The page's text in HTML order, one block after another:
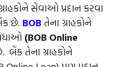
સેવાઓ પ્રદાન કરવા
છે. BOB તેના ગ્રાહકોને
(BOB Online
બેંક તેના ગ્રાહકોને